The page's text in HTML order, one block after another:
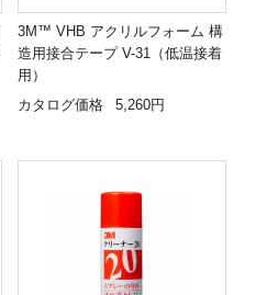
3M™ VHB アクリルフォーム 構
造用接合テープ V-31（低温接着
用）
カタログ価格
5,260円